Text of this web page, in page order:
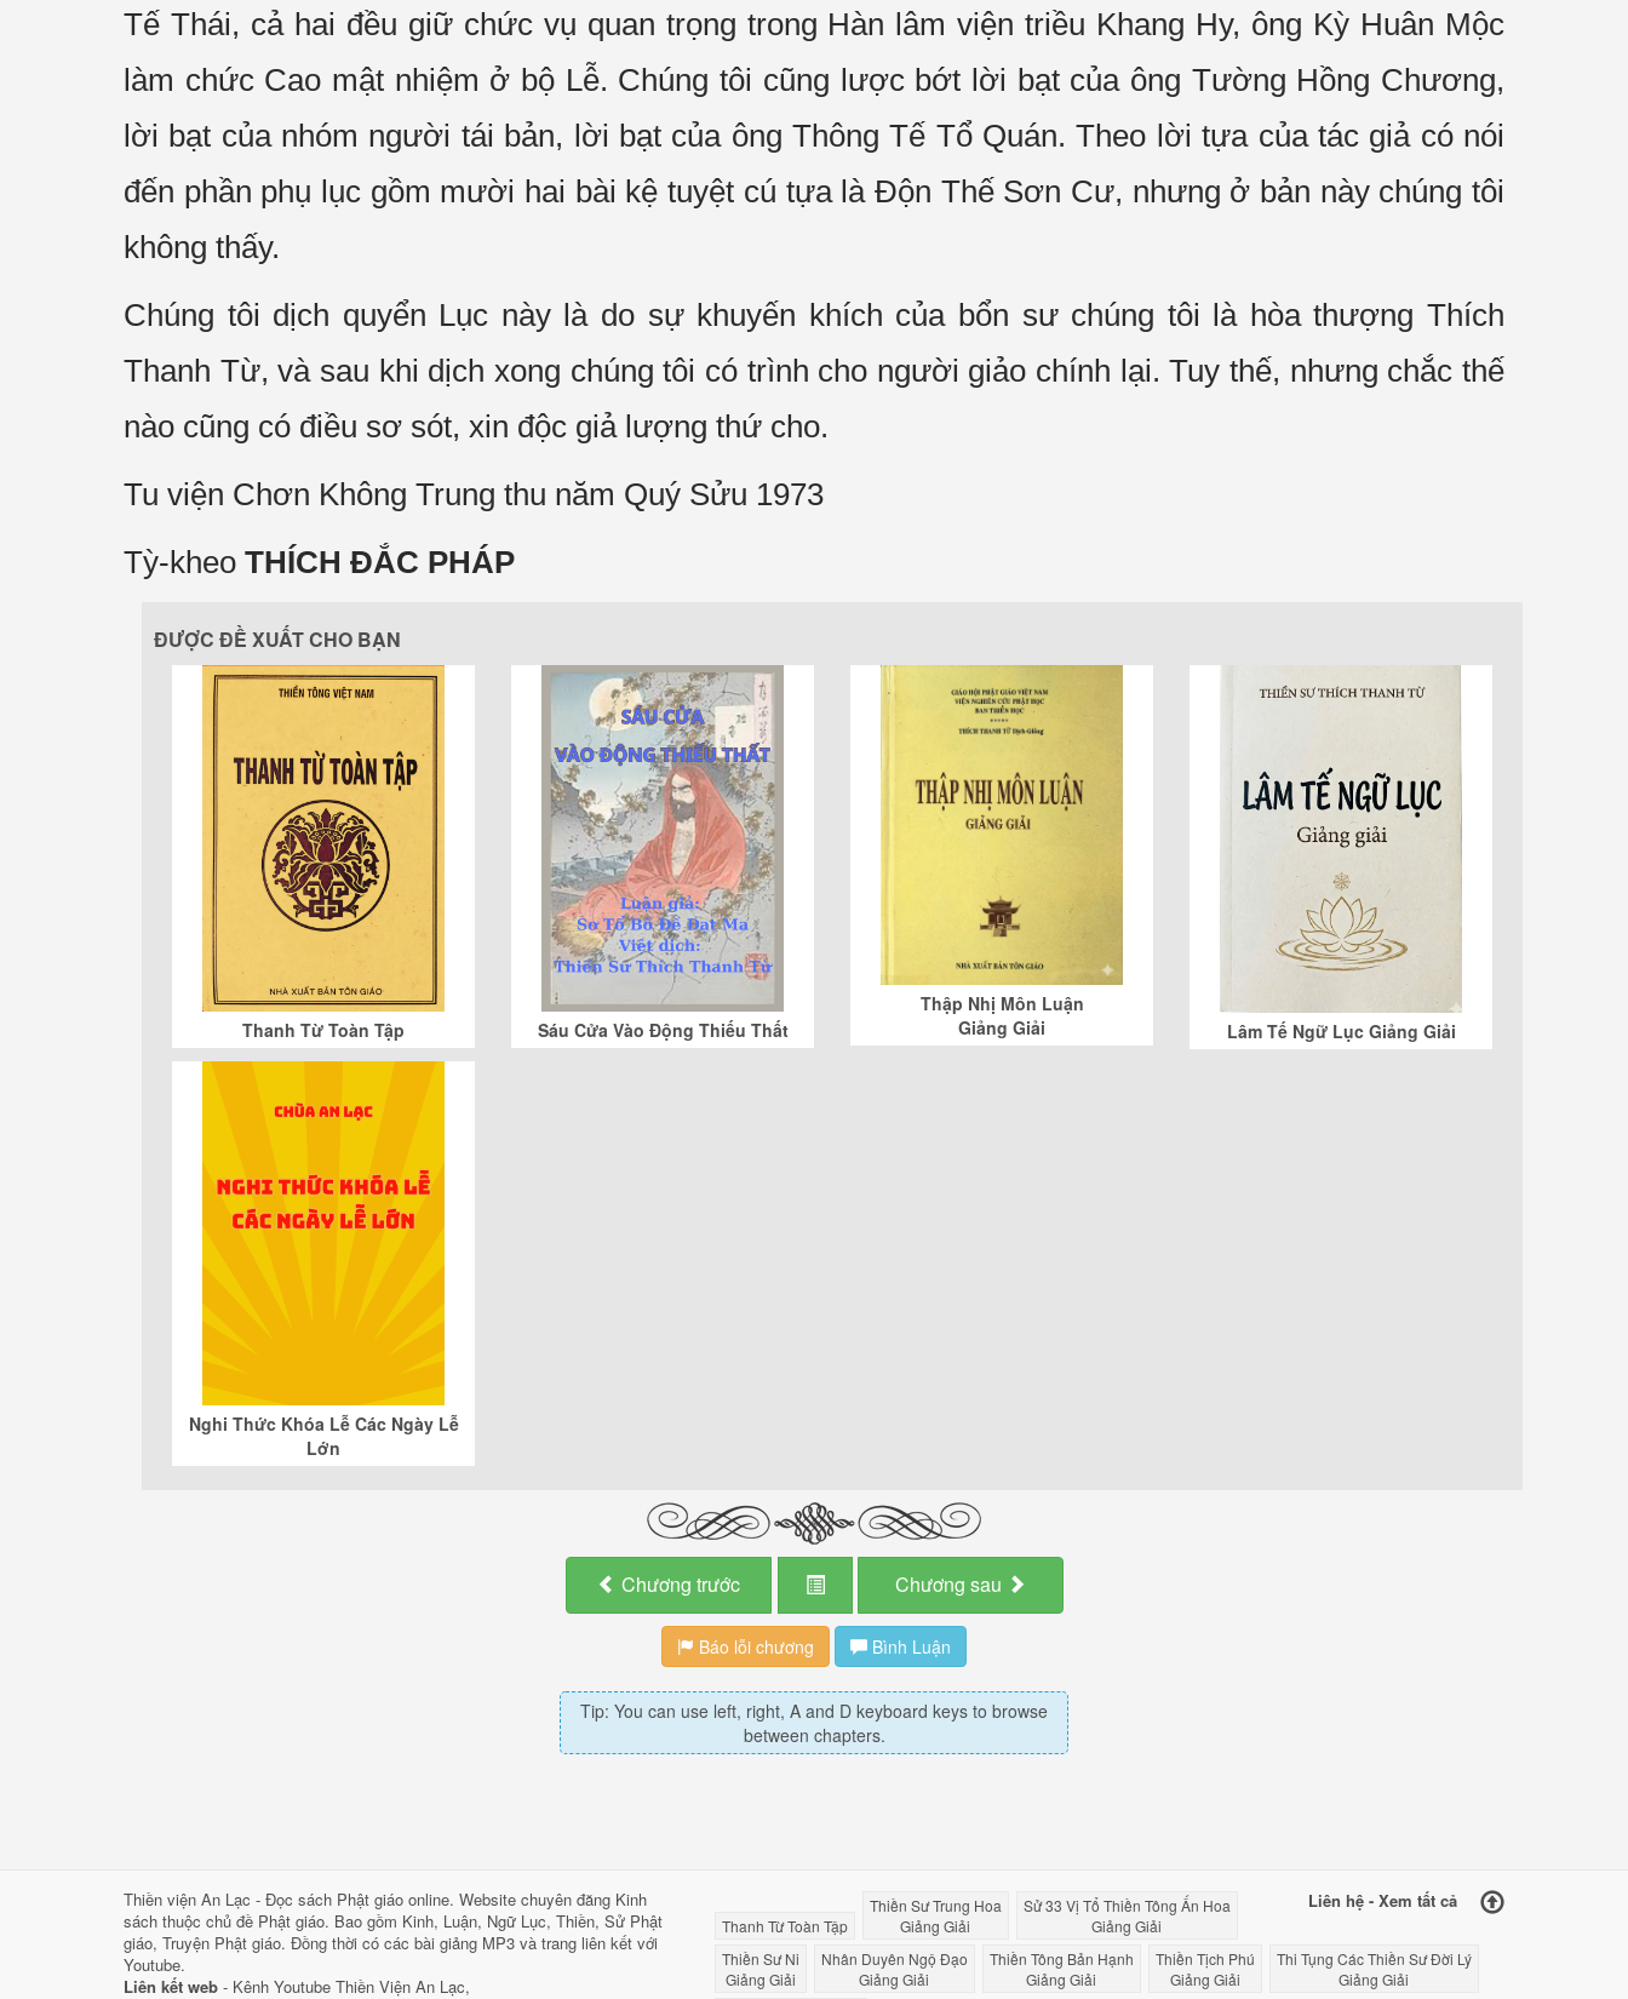
Tế Thái, cả hai đều giữ chức vụ quan trọng trong Hàn lâm viện triều Khang Hy, ông Kỳ Huân Mộc
làm chức Cao mật nhiệm ở bộ Lễ. Chúng tôi cũng lược bớt lời bạt của ông Tường Hồng Chương,
lời bạt của nhóm người tái bản, lời bạt của ông Thông Tế Tổ Quán. Theo lời tựa của tác giả có nói
đến phần phụ lục gồm mười hai bài kệ tuyệt cú tựa là Độn Thế Sơn Cư, nhưng ở bản này chúng tôi
không thấy.
Chúng tôi dịch quyển Lục này là do sự khuyến khích của bổn sư chúng tôi là hòa thượng Thích
Thanh Từ, và sau khi dịch xong chúng tôi có trình cho người giảo chính lại. Tuy thế, nhưng chắc thế
nào cũng có điều sơ sót, xin độc giả lượng thứ cho.
Tu viện Chơn Không Trung thu năm Quý Sửu 1973
Tỳ-kheo THÍCH ĐẮC PHÁP
ĐƯỢC ĐỀ XUẤT CHO BẠN
Thanh Từ Toàn Tập Sáu Cửa Vào Động Thiếu Thất
Thập Nhị Môn Luận
Giảng Giải
Lâm Tế Ngữ Lục Giảng Giải
Nghi Thức Khóa Lễ Các Ngày Lễ
Lớn
Chương trước Chương sau
Báo lỗi chương Bình Luận
Tip: You can use left, right, A and D keyboard keys to browse
between chapters.
Thiền viện An Lạc - Đọc sách Phật giáo online. Website chuyên đăng Kinh
sách thuộc chủ đề Phật giáo. Bao gồm Kinh, Luận, Ngữ Lục, Thiền, Sử Phật
giáo, Truyện Phật giáo. Đồng thời có các bài giảng MP3 và trang liên kết với
Youtube.
Liên kết web - Kênh Youtube Thiền Viện An Lạc,
Liên hệ - Xem tất cả
Thanh Từ Toàn Tập
Thiền Sư Trung Hoa
Giảng Giải
Sử 33 Vị Tổ Thiền Tông Ấn Hoa
Giảng Giải
Thiền Sư Ni
Giảng Giải
Nhân Duyên Ngộ Đạo
Giảng Giải
Thiền Tông Bản Hạnh
Giảng Giải
Thiền Tịch Phú
Giảng Giải
Thi Tụng Các Thiền Sư Đời Lý
Giảng Giải